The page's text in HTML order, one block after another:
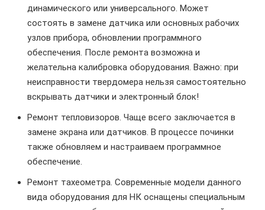
динамического или универсального. Может
состоять в замене датчика или основных рабочих
узлов прибора, обновлении программного
обеспечения. После ремонта возможна и
желательна калибровка оборудования. Важно: при
неисправности твердомера нельзя самостоятельно
вскрывать датчики и электронный блок!
Ремонт тепловизоров. Чаще всего заключается в
замене экрана или датчиков. В процессе починки
также обновляем и настраиваем программное
обеспечение.
Ремонт тахеометра. Современные модели данного
вида оборудования для НК оснащены специальным